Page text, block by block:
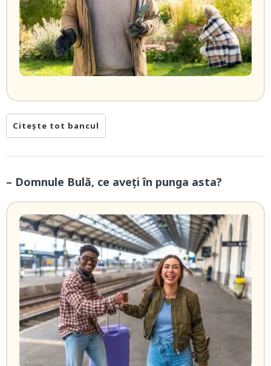
Citește tot bancul
– Domnule Bulă, ce aveți în punga asta?